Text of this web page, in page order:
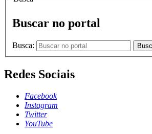
Buscar no portal
Busca:
Redes Sociais
Facebook
Instagram
Twitter
YouTube